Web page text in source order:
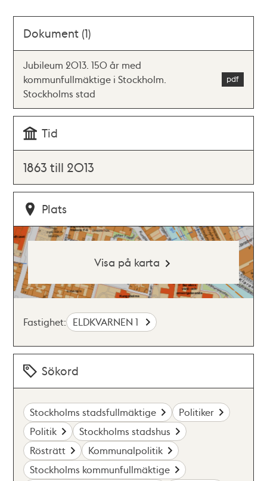
Dokument (1)
Jubileum 2013. 150 år med
kommunfullmäktige i Stockholm.
Stockholms stad
Tid
1863 till 2013
Plats
Visa på karta
Fastighet: ELDKVARNEN 1
Sökord
Stockholms stadsfullmäktige
Politiker
Politik
Stockholms stadshus
Rösträtt
Kommunalpolitik
Stockholms kommunfullmäktige